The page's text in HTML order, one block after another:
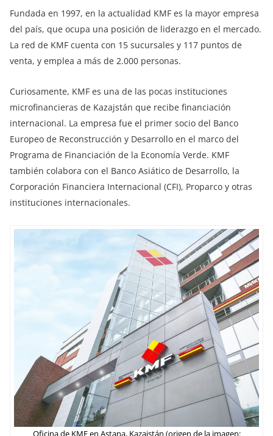
Fundada en 1997, en la actualidad KMF es la mayor empresa
del país, que ocupa una posición de liderazgo en el mercado.
La red de KMF cuenta con 15 sucursales y 117 puntos de
venta, y emplea a más de 2.000 personas.
Curiosamente, KMF es una de las pocas instituciones
microfinancieras de Kazajstán que recibe financiación
internacional. La empresa fue el primer socio del Banco
Europeo de Reconstrucción y Desarrollo en el marco del
Programa de Financiación de la Economía Verde. KMF
también colabora con el Banco Asiático de Desarrollo, la
Corporación Financiera Internacional (CFI), Proparco y otras
instituciones internacionales.
Oficina de KMF en Astana, Kazajstán (origen de la imagen: